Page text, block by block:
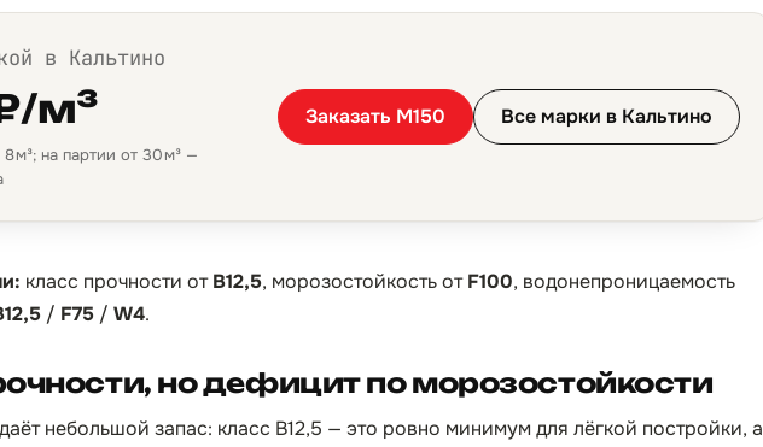
в Кальтино
м³
м³; на партии от 30 м³ —
Заказать М150 Все марки в Кальтино
класс прочности отB12,5, морозостойкость отF100, водонепроницаемость
/ F75 / W4.
но дефицит по морозостойкости
небольшой запас: класс B12,5 — это ровно минимум для лёгкой постройки, а